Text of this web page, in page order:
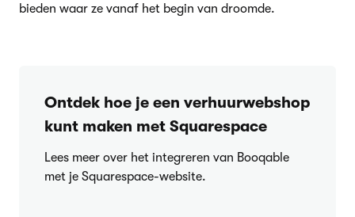
bieden waar ze vanaf het begin van droomde.
Ontdek hoe je een verhuurwebshop
kunt maken met Squarespace
Lees meer over het integreren van Booqable
met je Squarespace-website.